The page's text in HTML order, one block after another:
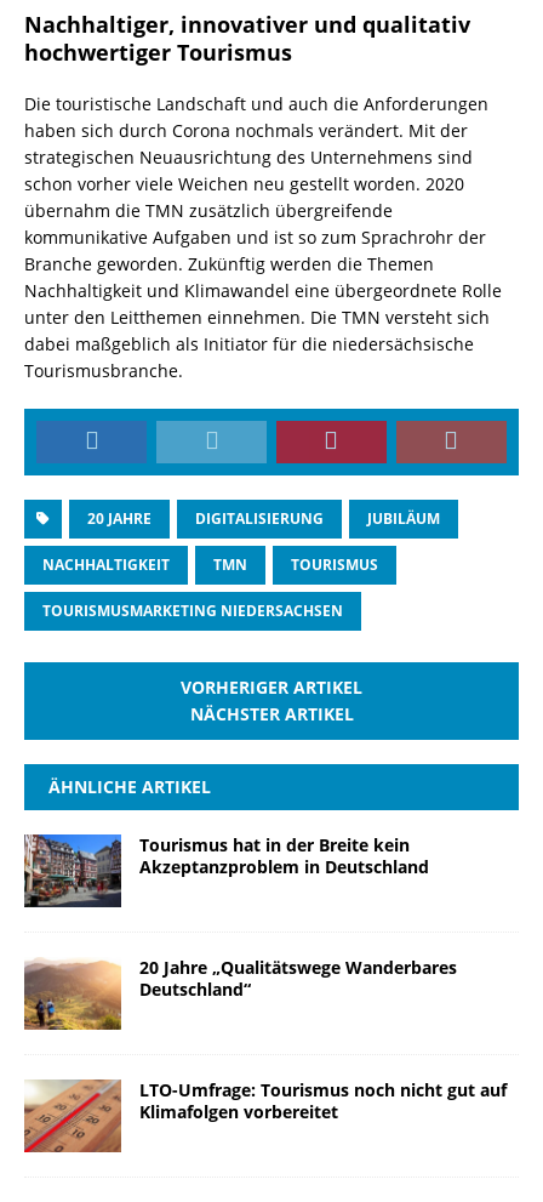
Nachhaltiger, innovativer und qualitativ
hochwertiger Tourismus
Die touristische Landschaft und auch die Anforderungen
haben sich durch Corona nochmals verändert. Mit der
strategischen Neuausrichtung des Unternehmens sind
schon vorher viele Weichen neu gestellt worden. 2020
übernahm die TMN zusätzlich übergreifende
kommunikative Aufgaben und ist so zum Sprachrohr der
Branche geworden. Zukünftig werden die Themen
Nachhaltigkeit und Klimawandel eine übergeordnete Rolle
unter den Leitthemen einnehmen. Die TMN versteht sich
dabei maßgeblich als Initiator für die niedersächsische
Tourismusbranche.
20 JAHRE DIGITALISIERUNG JUBILÄUM
NACHHALTIGKEIT TMN TOURISMUS
TOURISMUSMARKETING NIEDERSACHSEN
VORHERIGER ARTIKEL
NÄCHSTER ARTIKEL
ÄHNLICHE ARTIKEL
Tourismus hat in der Breite kein
Akzeptanzproblem in Deutschland
20 Jahre „Qualitätswege Wanderbares
Deutschland“
LTO-Umfrage: Tourismus noch nicht gut auf
Klimafolgen vorbereitet